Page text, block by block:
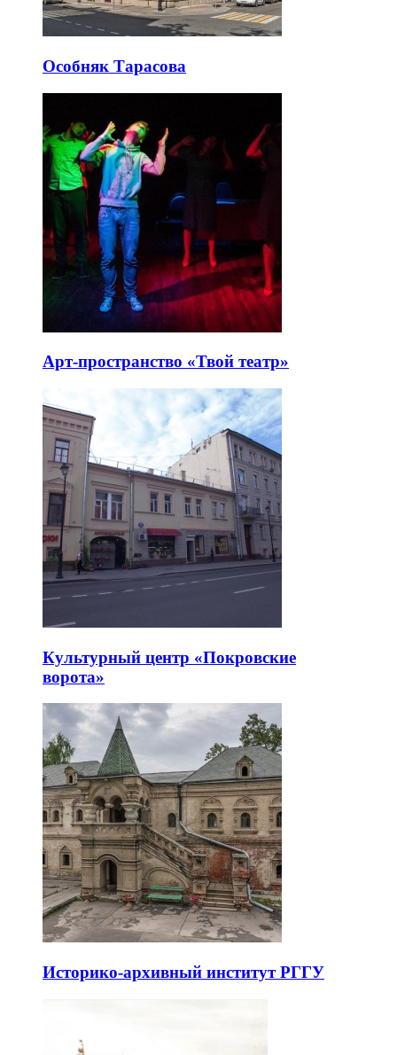
Особняк Тарасова
Арт-пространство «Твой театр»
Культурный центр «Покровские
ворота»
Историко-архивный институт РГГУ